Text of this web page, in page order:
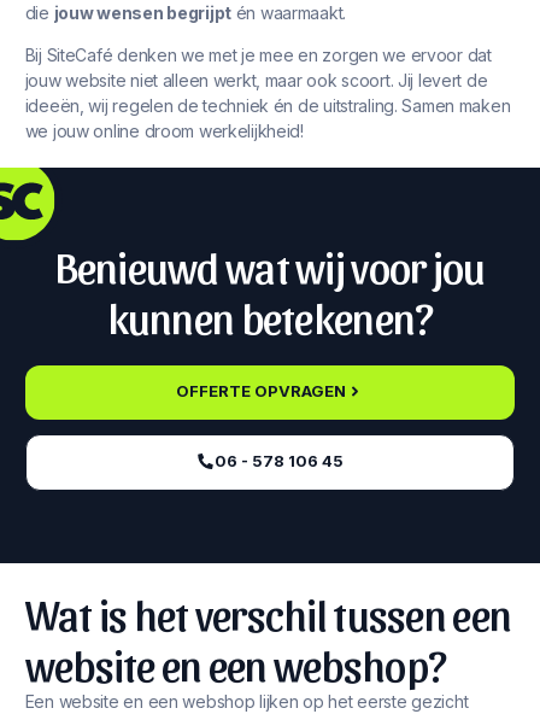
die jouw wensen begrijpt én waarmaakt.
Bij SiteCafé denken we met je mee en zorgen we ervoor dat
jouw website niet alleen werkt, maar ook scoort. Jij levert de
ideeën, wij regelen de techniek én de uitstraling. Samen maken
we jouw online droom werkelijkheid!
Benieuwd wat wij voor jou
kunnen betekenen?
OFFERTE OPVRAGEN
06 - 578 106 45‬
Wat is het verschil tussen een
website en een webshop?
Een website en een webshop lijken op het eerste gezicht